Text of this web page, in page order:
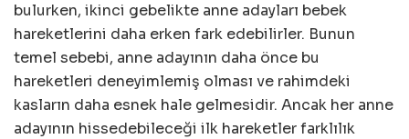
bulurken, ikinci gebelikte anne adayları bebek
hareketlerini daha erken fark edebilirler. Bunun
temel sebebi, anne adayının daha önce bu
hareketleri deneyimlemiş olması ve rahimdeki
kasların daha esnek hale gelmesidir. Ancak her anne
adayının hissedebileceği ilk hareketler farklılık